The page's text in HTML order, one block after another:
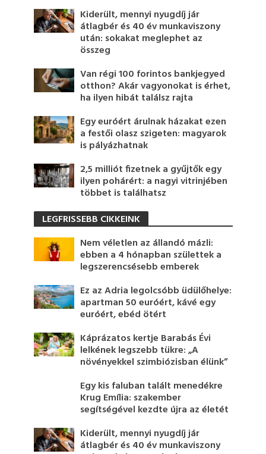
Kiderült, mennyi nyugdíj jár
átlagbér és 40 év munkaviszony
után: sokakat meglephet az
összeg
Van régi 100 forintos bankjegyed
otthon? Akár vagyonokat is érhet,
ha ilyen hibát találsz rajta
Egy euróért árulnak házakat ezen
a festői olasz szigeten: magyarok
is pályázhatnak
2,5 milliót fizetnek a gyűjtők egy
ilyen pohárért: a nagyi vitrinjében
többet is találhatsz
LEGFRISSEBB CIKKEINK
Nem véletlen az állandó mázli:
ebben a 4 hónapban születtek a
legszerencsésebb emberek
Ez az Adria legolcsóbb üdülőhelye:
apartman 50 euróért, kávé egy
euróért, ebéd ötért
Káprázatos kertje Barabás Évi
lelkének legszebb tükre: „A
növényekkel szimbiózisban élünk”
Egy kis faluban talált menedékre
Krug Emília: szakember
segítségével kezdte újra az életét
Kiderült, mennyi nyugdíj jár
átlagbér és 40 év munkaviszony